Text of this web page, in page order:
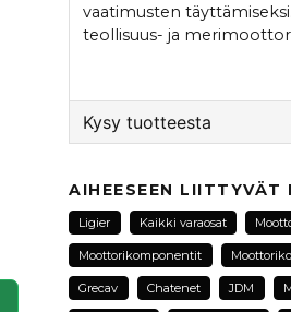
vaatimusten
teollisuus- ja
Kysy tuotteesta
Kysy meiltä tästä
name
Nimi
AIHEESEEN LIITTYVÄT
Ligier Kaikki varaosat
Moottorikomponentit
Grecav Chatenet JDM